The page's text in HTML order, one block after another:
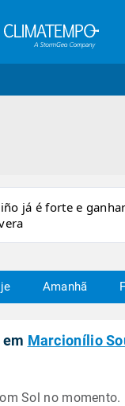
já é forte e
Amanhã
Marcionílio
Sol no momento.